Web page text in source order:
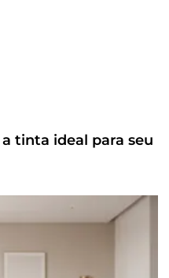
tinta ideal para seu